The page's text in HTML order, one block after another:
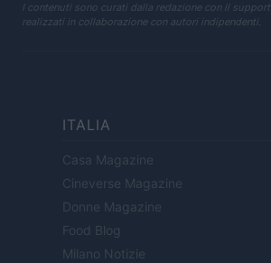
I contenuti sono curati dalla redazione con il
realizzati in collaborazione con autori indipendenti.
ITALIA
Casa Magazine
Cineverse Magazine
Donne Magazine
Food Blog
Milano Notizie